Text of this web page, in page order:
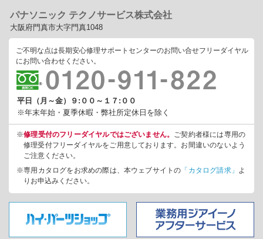
パナソニック テクノサービス株式会社
大阪府門真市大字門真1048
ご不明な点は長期安心修理サポートセンターのお問い合せフリーダイヤル
にお問い合わせください。
平日（月～金）９:００～１７:００
※年末年始・夏季休暇・弊社所定休日を除く
※修理受付のフリーダイヤルではございません。 ご契約者様には専用の
修理受付フリーダイヤルをご用意しております。お間違いのないよう
ご注意ください。
※専用カタログをお求めの際は、本ウェブサイトの 「カタログ請求」 よ
りお申込みください。